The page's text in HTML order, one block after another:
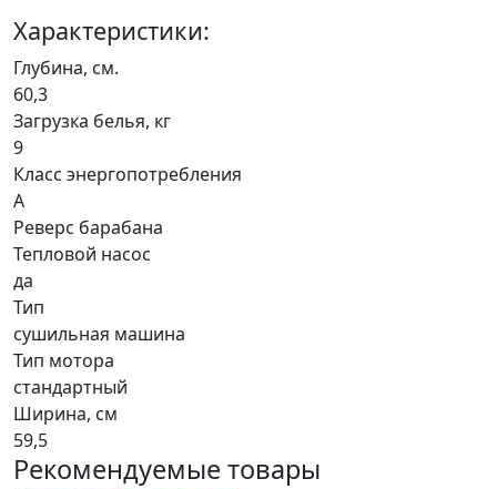
Характеристики:
Глубина, см.
60,3
Загрузка белья, кг
9
Класс энергопотребления
А
Реверс барабана
Тепловой насос
да
Тип
сушильная машина
Тип мотора
стандартный
Ширина, см
59,5
Рекомендуемые товары